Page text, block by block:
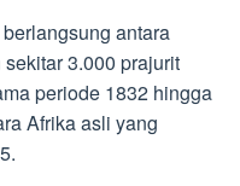
antara
3.000 prajurit
periode 1832 hingga
Afrika asli yang